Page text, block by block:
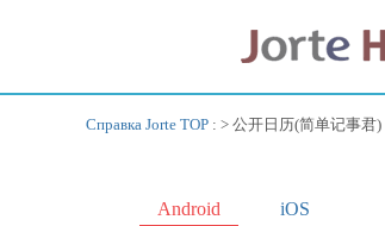
Справка Jorte TOP : > 公开日历(简单记事君)
Android iOS